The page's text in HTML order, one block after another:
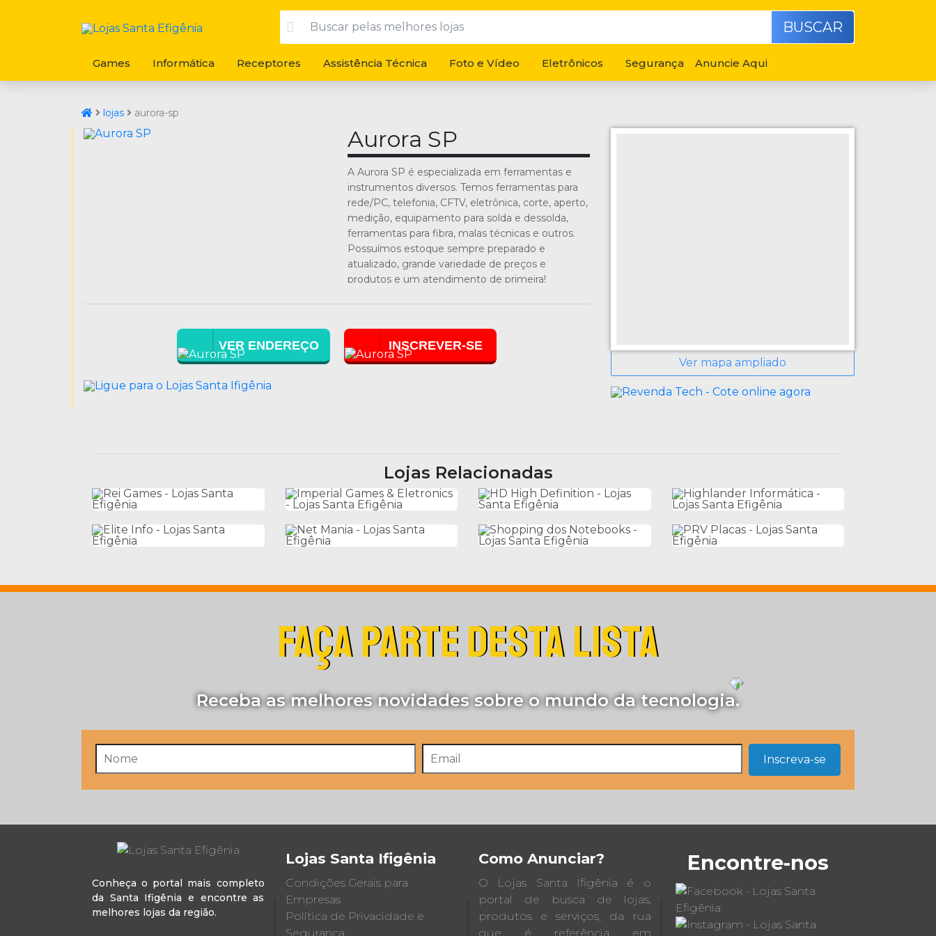
BUSCAR
Games Informática Receptores Assistência Técnica Foto e Vídeo Eletrônicos Segurança Anuncie Aqui
lojas aurora-sp
Aurora SP
A Aurora SP é especializada em ferramentas e
instrumentos diversos. Temos ferramentas para
rede/PC, telefonia, CFTV, eletrônica, corte, aperto,
medição, equipamento para solda e dessolda,
ferramentas para fibra, malas técnicas e outros.
Possuímos estoque sempre preparado e
atualizado, grande variedade de preços e
produtos e um atendimento de primeira!
VER ENDEREÇO INSCREVER-SE
Ver mapa ampliado
Lojas Relacionadas
FAÇA PARTE DESTA LISTA
Receba as melhores novidades sobre o mundo da tecnologia.
Inscreva-se
Conheça o portal mais completo
da Santa Ifigênia e encontre as
melhores lojas da região.
Lojas Santa Ifigênia
Condições Gerais para
Empresas
Política de Privacidade e
Segurança
Como Anunciar?
O Lojas Santa Ifigênia é o
portal de busca de lojas,
produtos e serviços, da rua
que é referência em
Encontre-nos